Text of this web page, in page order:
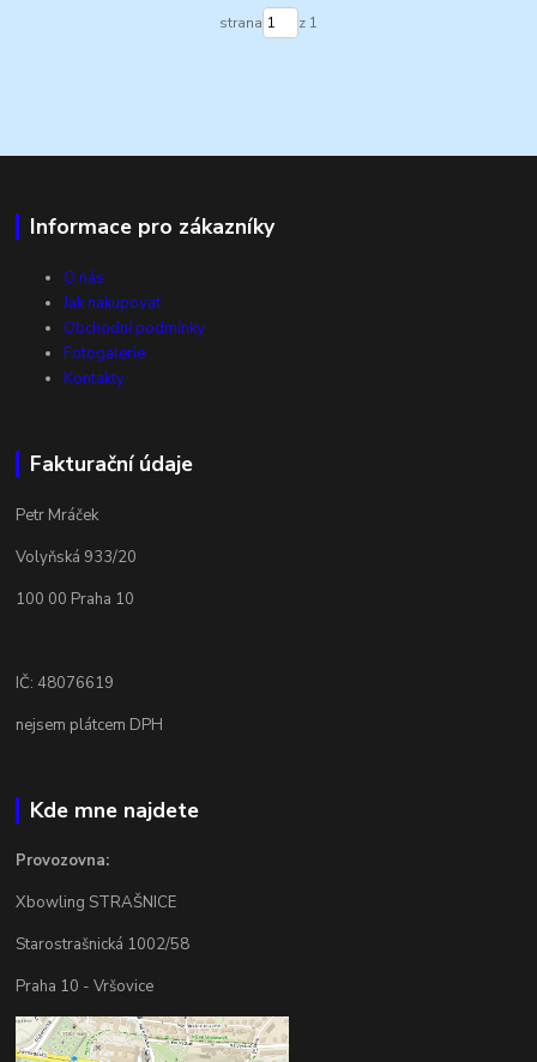
strana z 1
Informace pro zákazníky
O nás
Jak nakupovat
Obchodní podmínky
Fotogalerie
Kontakty
Fakturační údaje
Petr Mráček
Volyňská 933/20
100 00 Praha 10
IČ: 48076619
nejsem plátcem DPH
Kde mne najdete
Provozovna:
Xbowling STRAŠNICE
Starostrašnická 1002/58
Praha 10 - Vršovice